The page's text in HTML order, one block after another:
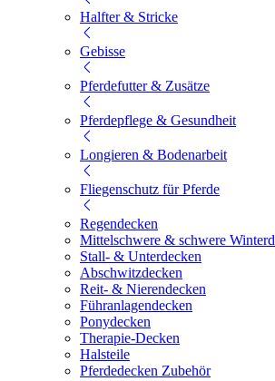
Halfter & Stricke
Gebisse
Pferdefutter & Zusätze
Pferdepflege & Gesundheit
Longieren & Bodenarbeit
Fliegenschutz für Pferde
Regendecken
Mittelschwere & schwere
Stall- & Unterdecken
Abschwitzdecken
Reit- & Nierendecken
Führanlagendecken
Ponydecken
Therapie-Decken
Halsteile
Pferdedecken Zubehör